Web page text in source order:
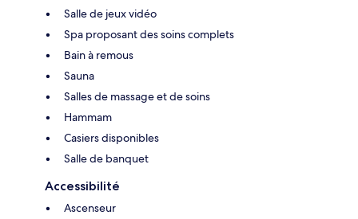
Salle de jeux vidéo
Spa proposant des soins complets
Bain à remous
Sauna
Salles de massage et de soins
Hammam
Casiers disponibles
Salle de banquet
Accessibilité
Ascenseur